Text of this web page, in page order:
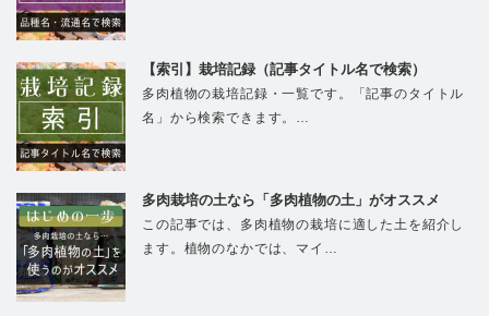
【索引】栽培記録（記事タイトル名で検索）
多肉植物の栽培記録・一覧です。「記事のタイトル
名」から検索できます。…
多肉栽培の土なら「多肉植物の土」がオススメ
この記事では、多肉植物の栽培に適した土を紹介し
ます。植物のなかでは、マイ…